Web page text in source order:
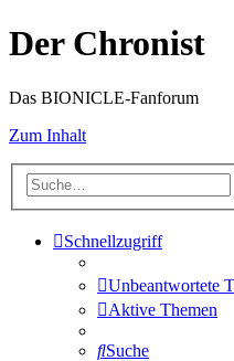
Der Chronist
Das BIONICLE-Fanforum
Zum Inhalt
Schnellzugriff
Unbeantwortete
Aktive Themen
Suche